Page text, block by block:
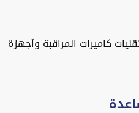
كاميرات المراقبة وأجهزة